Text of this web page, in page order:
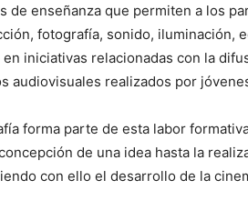
de enseñanza que permiten a los
fotografía, sonido, iluminación,
en iniciativas relacionadas con la
audiovisuales realizados por
forma parte de esta labor
de una idea hasta la
con ello el desarrollo de la